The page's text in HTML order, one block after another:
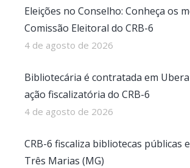
Eleições no Conselho: Conheça os
Comissão Eleitoral do CRB-6
4 de agosto de 2026
Bibliotecária é contratada em
ação fiscalizatória do CRB-6
4 de agosto de 2026
CRB-6 fiscaliza bibliotecas públicas
Três Marias (MG)